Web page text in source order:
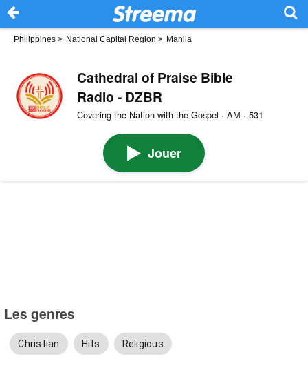
Philippines > National Capital Region > Manila
Cathedral of Praise Bible
Radio - DZBR
Covering the Nation with the Gospel · AM · 531
Jouer
Les genres
Christian Hits Religious